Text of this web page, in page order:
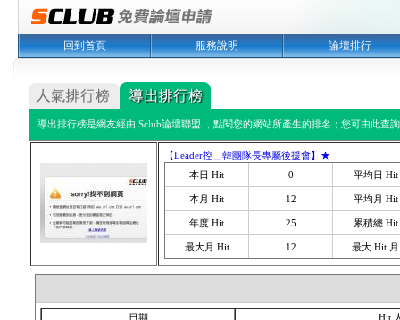
回到首頁 服務說明 論壇排行
導出排行榜是網友經由 Sclub論壇聯盟 ，點閱您的網站所產生的排名；您可由此查
【Leader控＿韓團隊長專屬後援會】★
本日 Hit
0 平均日 Hit
本月 Hit 12 平均月 Hit
年度 Hit 25 累積總 Hit
最大月 Hit 12 最大 Hit 月
日期 Hit